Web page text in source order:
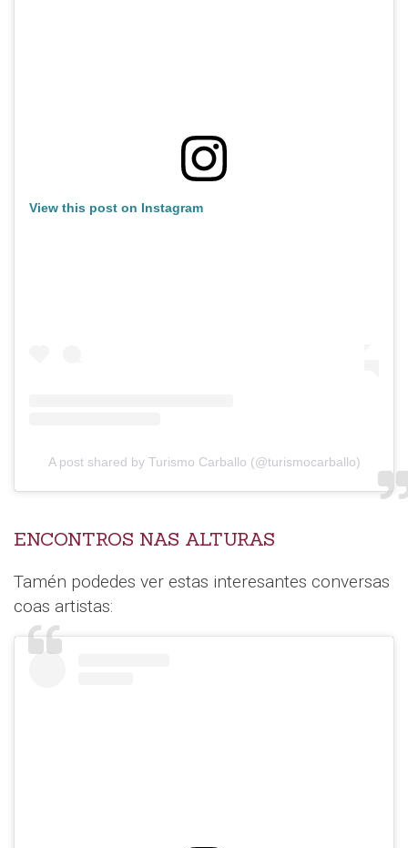
View this post on Instagram
A post shared by Turismo Carballo (@turismocarballo)
ENCONTROS NAS ALTURAS
Tamén podedes ver estas interesantes conversas
coas artistas: